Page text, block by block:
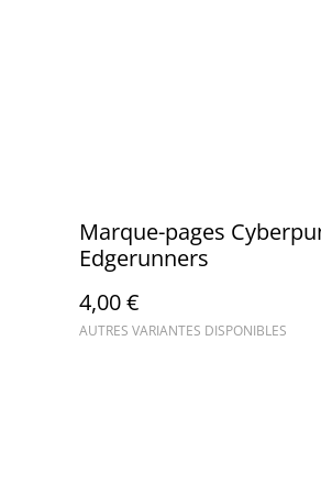
Marque-pages
Edgerunners
4,00 €
AUTRES VARIANTES DISPONIBLES